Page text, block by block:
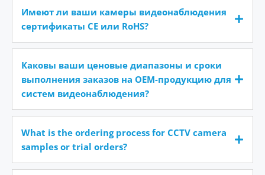
Имеют ли ваши камеры видеонаблюдения
сертификаты CE или RoHS?
Каковы ваши ценовые диапазоны и сроки
выполнения заказов на OEM-продукцию для
систем видеонаблюдения?
What is the ordering process for CCTV camera
samples or trial orders?